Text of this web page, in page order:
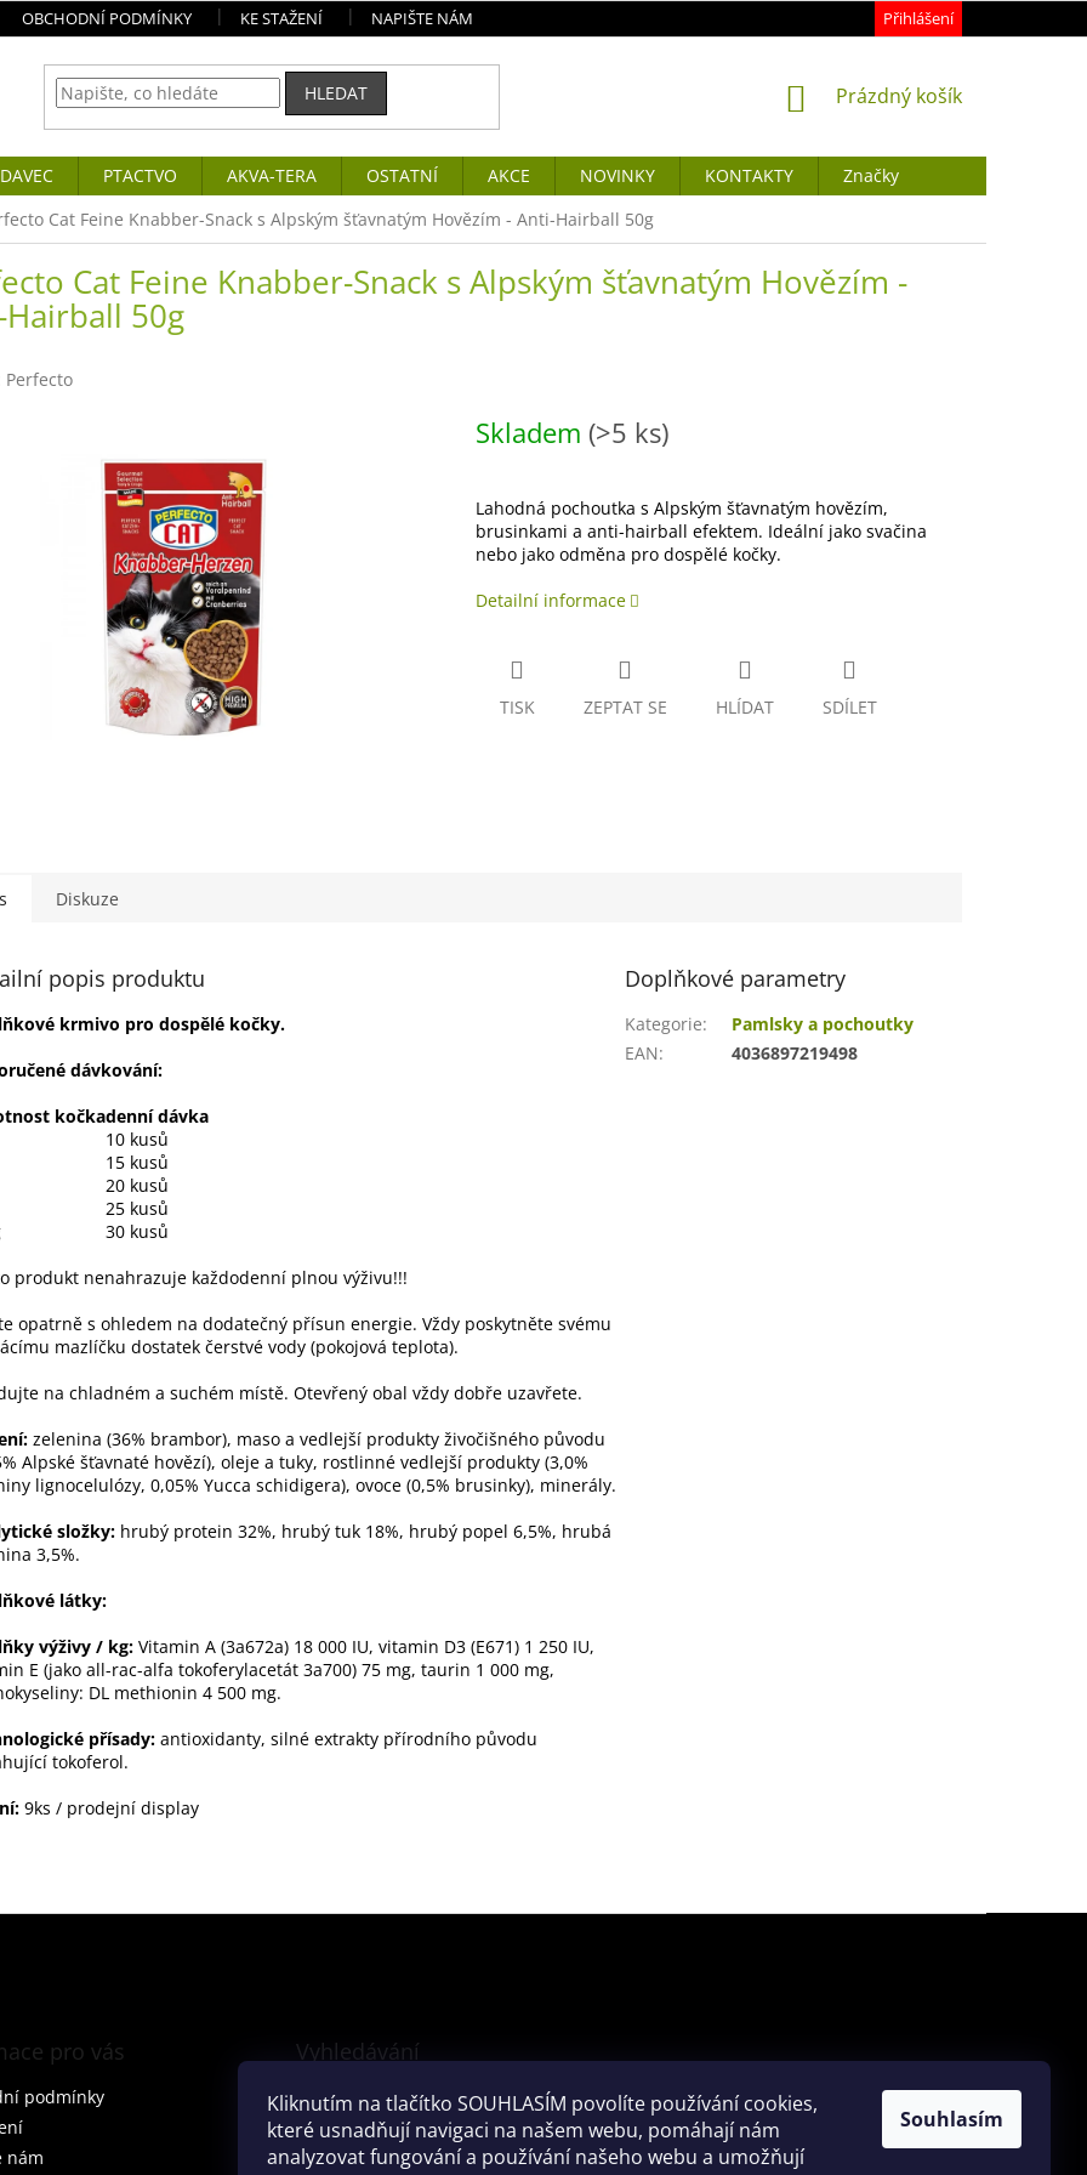
Kliknutím na tlačítko SOUHLASÍM povolíte používání cookies,
které usnadňují navigaci na našem webu, pomáhají nám
analyzovat fungování a používání našeho webu a umožňují
Souhlasím
OBCHODNÍ PODMÍNKY KE STAŽENÍ NAPIŠTE NÁM Přihlášení
HLEDAT
NÁKUPNÍ
Prázdný košík
PTACTVO AKVA-TERA OSTATNÍ AKCE NOVINKY KONTAKTY
Značky
Cat Feine Knabber-Snack s Alpským šťavnatým Hovězím - Anti-Hairball 50g
Cat Feine Knabber-Snack s Alpským šťavnatým Hovězím -
50g
Perfecto
Skladem (>5 ks)
Lahodná pochoutka s Alpským šťavnatým hovězím,
brusinkami a anti-hairball efektem. Ideální jako svačina
nebo jako odměna pro dospělé kočky.
Detailní informace
TISK ZEPTAT SE HLÍDAT SDÍLET
Diskuze
popis produktu
krmivo pro dospělé kočky.
dávkování:
kočkadenní dávka
10 kusů
15 kusů
20 kusů
25 kusů
30 kusů
produkt nenahrazuje každodenní plnou výživu!!!
opatrně s ohledem na dodatečný přísun energie. Vždy poskytněte svému
mazlíčku dostatek čerstvé vody (pokojová teplota).
na chladném a suchém místě. Otevřený obal vždy dobře uzavřete.
zelenina (36% brambor), maso a vedlejší produkty živočišného původu
Alpské šťavnaté hovězí), oleje a tuky, rostlinné vedlejší produkty (3,0%
lignocelulózy, 0,05% Yucca schidigera), ovoce (0,5% brusinky), minerály.
složky: hrubý protein 32%, hrubý tuk 18%, hrubý popel 6,5%, hrubá
3,5%.
látky:
výživy / kg: Vitamin A (3a672a) 18 000 IU, vitamin D3 (E671) 1 250 IU,
E (jako all-rac-alfa tokoferylacetát 3a700) 75 mg, taurin 1 000 mg,
DL methionin 4 500 mg.
přísady: antioxidanty, silné extrakty přírodního původu
tokoferol.
9ks / prodejní display
Doplňkové parametry
Kategorie:
Pamlsky a pochoutky
EAN: 4036897219498
pro vás
podmínky
nám
Vyhledávání
HLEDAT